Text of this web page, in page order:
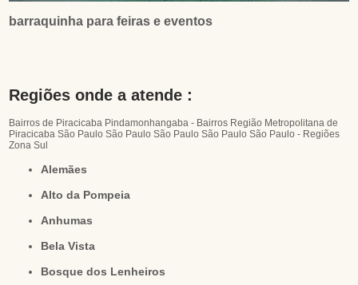
barraquinha para feiras e eventos
Regiões onde a atende :
Bairros de Piracicaba Pindamonhangaba - Bairros Região Metropolitana de
Piracicaba São Paulo São Paulo São Paulo São PauloSão Paulo - Regiões
Zona Sul
Alemães
Alto da Pompeia
Anhumas
Bela Vista
Bosque dos Lenheiros